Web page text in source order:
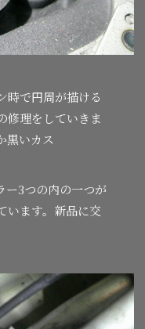
時で円周が描ける
修理をしていきま
黒いカス
3つの内の一つが
います。新品に交